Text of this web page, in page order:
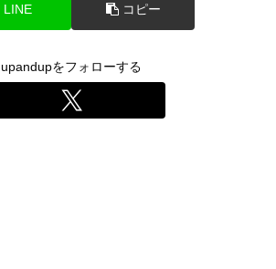
LINE コピー
upandupをフォローする